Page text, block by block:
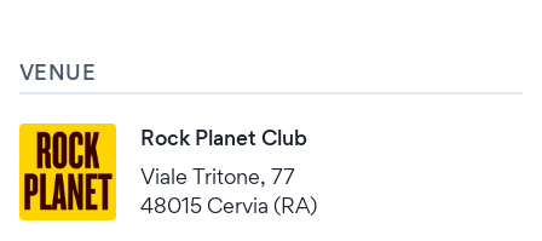
VENUE
Rock Planet Club
Viale Tritone, 77
48015 Cervia (RA)